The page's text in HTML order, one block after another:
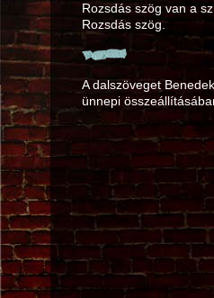
Rozsdás szög van a
Rozsdás szög.
A dalszöveget
ünnepi